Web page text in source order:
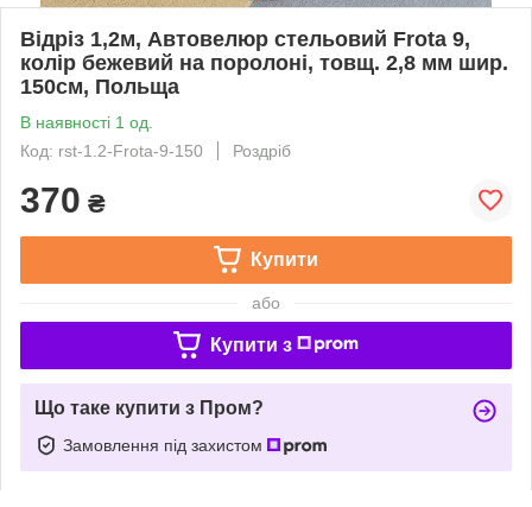
Відріз 1,2м, Автовелюр стельовий Frota 9,
колір бежевий на поролоні, товщ. 2,8 мм шир.
150см, Польща
В наявності 1 од.
Код: rst-1.2-Frota-9-150
Роздріб
370 ₴
Купити
або
Купити з
Що таке купити з Пром?
Замовлення під захистом